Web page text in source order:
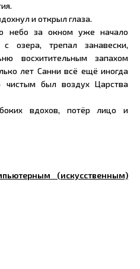
и открыл глаза.
небо за окном уже начало
озера, трепал занавески,
восхитительным запахом
лет Санни всё ещё иногда
чистым был воздух Царства
вдохов, потёр лицо и
(искусственным)